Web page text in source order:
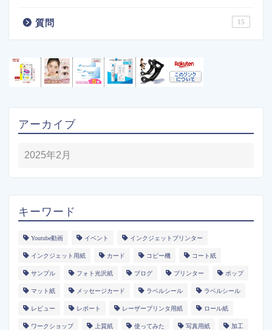
質問 15
アーカイブ
キーワード
Youtube動画 イベント インクジェットプリンター
インクジェット用紙 カード コピー機 コート紙
サンプル フォト光沢紙 ブログ プリンター ポップ
マット紙 メッセージカード ラベルシール ラベルシール
レビュー レポート レーザープリンタ用紙 ロール紙
ワークショップ 上質紙 使ってみた 写真用紙 加工